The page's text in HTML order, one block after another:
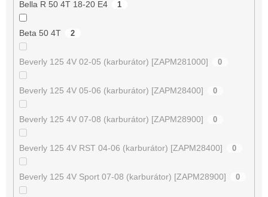
Bella R 50 4T 18-20 E4 1
Beta 50 4T 2
Beverly 125 4V 02-05 (karburátor) [ZAPM281000] 0
Beverly 125 4V 05-06 (karburátor) [ZAPM28400] 0
Beverly 125 4V 07-08 (karburátor) [ZAPM28900] 0
Beverly 125 4V RST 04-06 (karburátor) [ZAPM28400] 0
Beverly 125 4V Sport 07-08 (karburátor) [ZAPM28900] 0